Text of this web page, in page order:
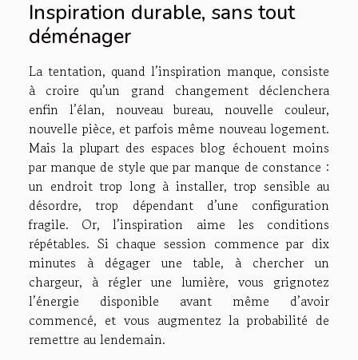
Inspiration durable, sans tout
déménager
La tentation, quand l’inspiration manque, consiste
à croire qu’un grand changement déclenchera
enfin l’élan, nouveau bureau, nouvelle couleur,
nouvelle pièce, et parfois même nouveau logement.
Mais la plupart des espaces blog échouent moins
par manque de style que par manque de constance :
un endroit trop long à installer, trop sensible au
désordre, trop dépendant d’une configuration
fragile. Or, l’inspiration aime les conditions
répétables. Si chaque session commence par dix
minutes à dégager une table, à chercher un
chargeur, à régler une lumière, vous grignotez
l’énergie disponible avant même d’avoir
commencé, et vous augmentez la probabilité de
remettre au lendemain.